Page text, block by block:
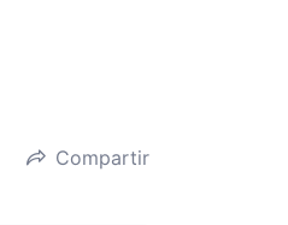
Compartir